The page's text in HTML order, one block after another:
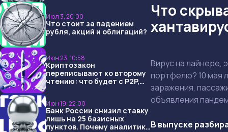
Июл 3, 20:00
Что стоит за падением
рубля, акций и облигаций?
Июн 23, 10:58
Криптозакон
переписывают ко второму
чтению: что будет с P2P,
Июн 19, 22:00
Банк России снизил ставку
лишь на 25 базисных
пунктов. Почему аналитики
Что
Вирус на лайнере,
портфелю? 10 мая
заражения,
объявления
В выпуске